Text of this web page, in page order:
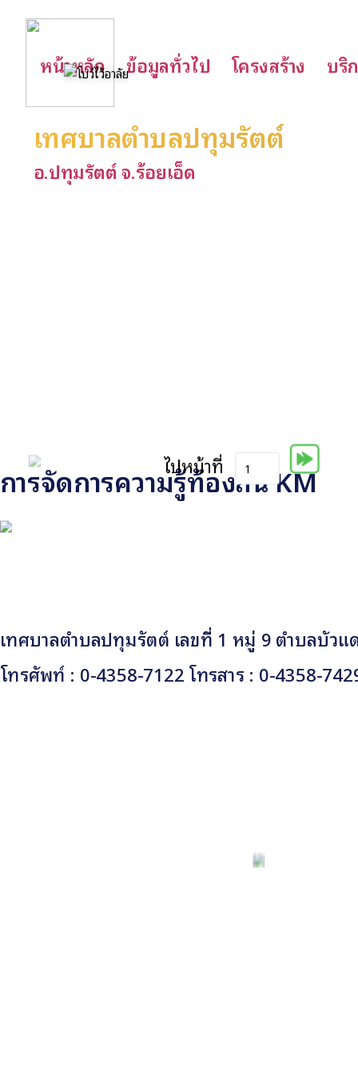
เทศบาลตำบลปทุมรัตต์
อ.ปทุมรัตต์ จ.ร้อยเอ็ด
หน้าหลัก ข้อมูลทั่วไป โครงสร้าง บริ
การจัดการความรู้ท้องถิ่น KM
ไปหน้าที่
เทศบาลตำบลปทุมรัตต์ เลขที่ 1 หมู่ 9 ตำบลบัว
โทรศัพท์ : 0-4358-7122 โทรสาร : 0-4358-